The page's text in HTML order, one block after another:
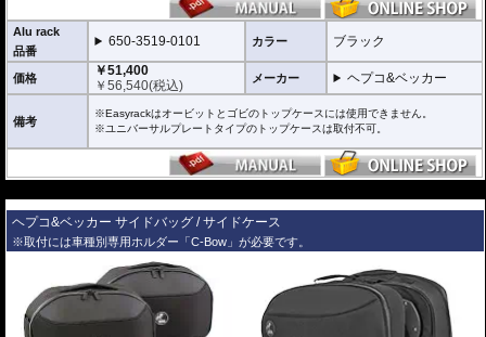
固定タイプ Alu rack / アルラック
位置決めガイドがボルトで固定されたタイプ。取り外せばフラットな簡易キャ
リアとなります。
ケースを取り付けたまま使用することが多い場合にお勧め。
リーズナブルな価格も魅力。
その他、付属の取付用フレームなどは共通です。
※写真のAlurackは位置決めガイドを取り外した状態です。
ヘプコ&ベッカーのトップケースはこちらからご確認下さい。
Alu rack
品番
650-3519-0101 カラー ブラック
価格
￥51,400
￥56,540(税込) メーカー ヘプコ&ベッカー
備考
※Easyrackはオービットとゴビのトップケースには使用できません。
※ユニバーサルプレートタイプのトップケースは取付不可。
ヘプコ&ベッカー サイドバッグ / サイドケース
※取付には車種別専用ホルダー「C-Bow」が必要です。